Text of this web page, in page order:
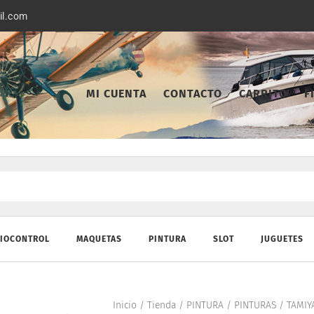
MI CUENTA CONTACTO CARRITO
MAQUETAS PINTURA SLOT JUGUETES
Inicio / Tienda/ PINTURA/ PINTURAS/